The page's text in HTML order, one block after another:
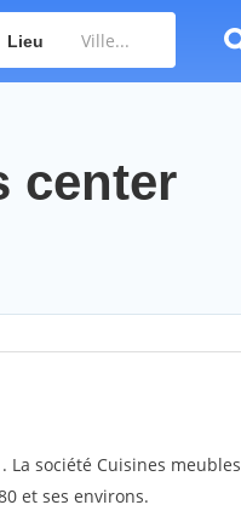
Lieu
center
société Cuisines meubles
et ses environs.